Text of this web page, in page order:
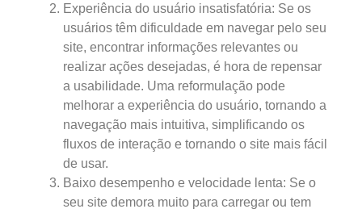
Experiência do usuário insatisfatória: Se os
usuários têm dificuldade em navegar pelo seu
site, encontrar informações relevantes ou
realizar ações desejadas, é hora de repensar
a usabilidade. Uma reformulação pode
melhorar a experiência do usuário, tornando a
navegação mais intuitiva, simplificando os
fluxos de interação e tornando o site mais fácil
de usar.
Baixo desempenho e velocidade lenta: Se o
seu site demora muito para carregar ou tem